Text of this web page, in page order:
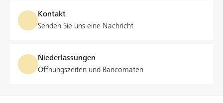
Kontakt
Senden Sie uns eine Nachricht
Niederlassungen
Öffnungszeiten und Bancomaten